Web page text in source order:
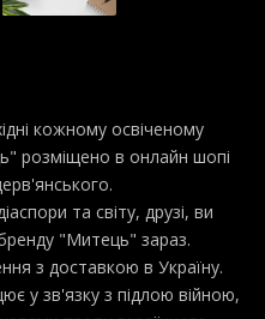
кожному освіченому
розміщено в онлайн шопі
та світу, друзі, ви
"Митець" зараз.
з доставкою в Україну.
у зв'язку з підлою війною,